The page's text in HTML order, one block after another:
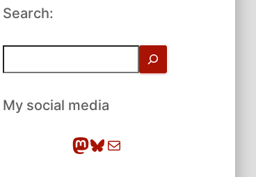
Search:
h
eMy social media
Mastodon Bluesky E-Mail